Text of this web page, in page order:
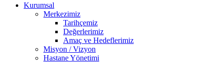
Kurumsal
Merkezimiz
Tarihçemiz
Değerlerimiz
Amaç ve Hedeflerimiz
Misyon / Vizyon
Hastane Yönetimi